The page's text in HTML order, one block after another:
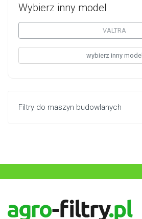
Wybierz inny model
VALTRA
wybierz inny model
Filtry do maszyn budowlanych